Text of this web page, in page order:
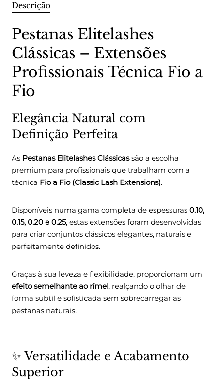
Descrição
Pestanas Elitelashes
Clássicas – Extensões
Profissionais Técnica Fio a
Fio
Elegância Natural com
Definição Perfeita
As Pestanas Elitelashes Clássicassão a escolha
premium para profissionais que trabalham com a
técnica Fio a Fio (Classic Lash Extensions).
Disponíveis numa gama completa de espessuras 0.10,
0.15, 0.20 e 0.25, estas extensões foram desenvolvidas
para criar conjuntos clássicos elegantes, naturais e
perfeitamente definidos.
Graças à sua leveza e flexibilidade, proporcionam um
efeito semelhante ao rímel, realçando o olhar de
forma subtil e sofisticada sem sobrecarregar as
pestanas naturais.
✨ Versatilidade e Acabamento
Superior